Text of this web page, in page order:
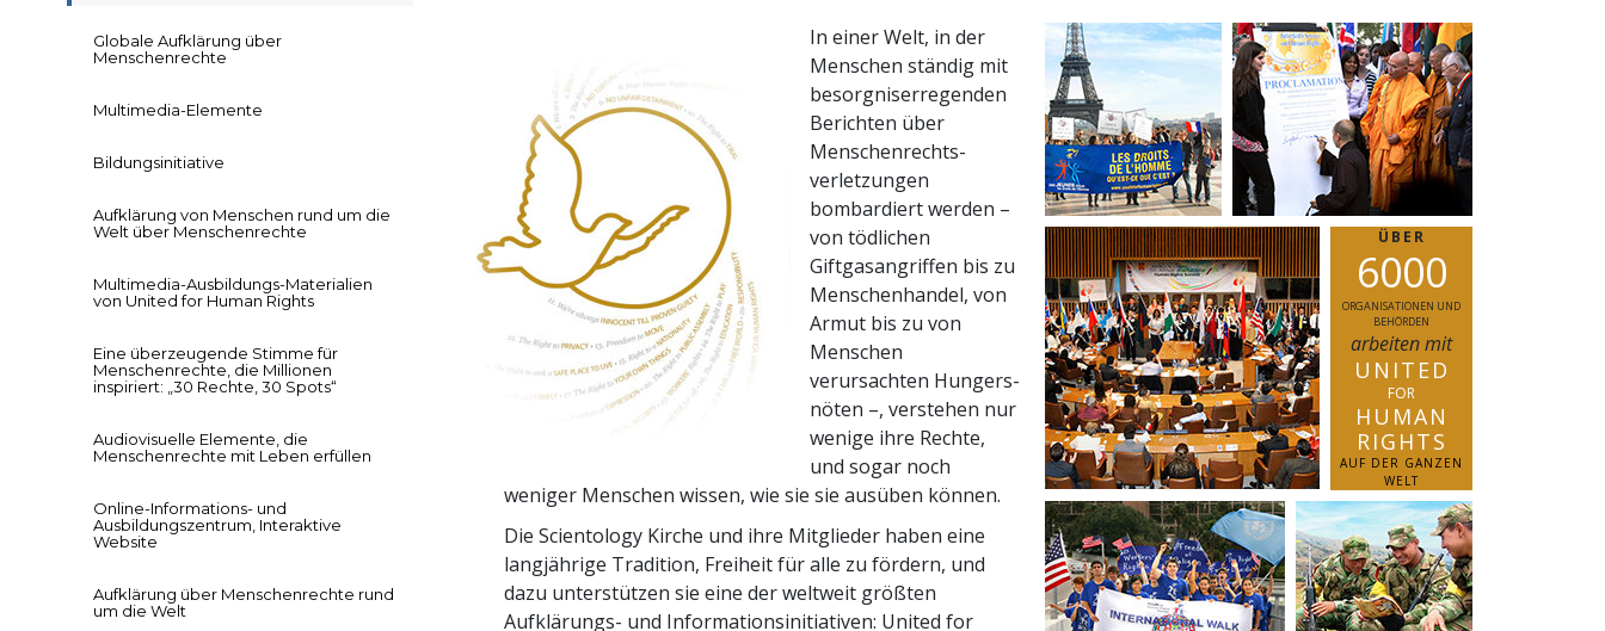
ÜBER
6000
ORGANISATIONEN UND
BEHÖRDEN
arbeiten mit
UNITED
FOR
HUMAN
RIGHTS
AUF DER GANZEN
WELT
In einer Welt, in der
Menschen ständig mit
besorgniserregenden
Berichten über
Menschenrechts­
verletzungen
bombardiert werden –
von tödlichen
Giftgasangriffen bis zu
Menschenhandel, von
Armut bis zu von
Menschen
verursachten Hungers­
nöten –, verstehen nur
wenige ihre Rechte,
und sogar noch
weniger Menschen wissen, wie sie sie ausüben können.
Die Scientology Kirche und ihre Mitglieder haben eine
langjährige Tradition, Freiheit für alle zu fördern, und
dazu unterstützen sie eine der weltweit größten
Aufklärungs- und Informationsinitiativen: United for
Globale Aufklärung über
Menschenrechte
Multimedia-Elemente
Bildungsinitiative
Aufklärung von Menschen rund um die
Welt über Menschenrechte
Multimedia-Ausbildungs-Materialien
von United for Human Rights
Eine überzeugende Stimme für
Menschenrechte, die Millionen
inspiriert: „30 Rechte, 30 Spots“
Audiovisuelle Elemente, die
Menschenrechte mit Leben erfüllen
Online-Informations- und
Ausbildungszentrum, Interaktive
Website
Aufklärung über Menschenrechte rund
um die Welt